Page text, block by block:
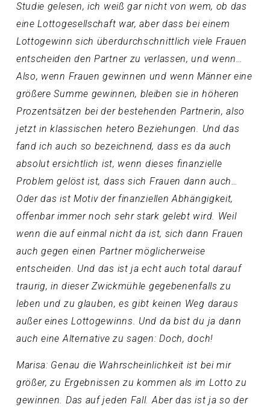
Studie gelesen, ich weiß gar nicht von wem, ob das
eine Lottogesellschaft war, aber dass bei einem
Lottogewinn sich überdurchschnittlich viele Frauen
entscheiden den Partner zu verlassen, und wenn…
Also, wenn Frauen gewinnen und wenn Männer eine
größere Summe gewinnen, bleiben sie in höheren
Prozentsätzen bei der bestehenden Partnerin, also
jetzt in klassischen hetero Beziehungen. Und das
fand ich auch so bezeichnend, dass es da auch
absolut ersichtlich ist, wenn dieses finanzielle
Problem gelöst ist, dass sich Frauen dann auch…
Oder das ist Motiv der finanziellen Abhängigkeit,
offenbar immer noch sehr stark gelebt wird. Weil
wenn die auf einmal nicht da ist, sich dann Frauen
auch gegen einen Partner möglicherweise
entscheiden. Und das ist ja echt auch total darauf
traurig, in dieser Zwickmühle gegebenenfalls zu
leben und zu glauben, es gibt keinen Weg daraus
außer eines Lottogewinns. Und da bist du ja dann
auch eine Alternative zu sagen: Doch, doch!
Marisa: Genau die Wahrscheinlichkeit ist bei mir
größer, zu Ergebnissen zu kommen als im Lotto zu
gewinnen. Das auf jeden Fall. Aber das ist ja so der